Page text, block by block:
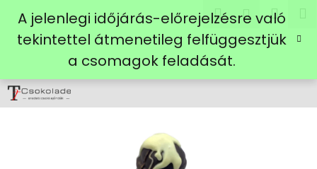
tartalomhoz
A jelenlegi időjárás-előrejelzésre való
tekintettel átmenetileg felfüggesztjük
a csomagok feladását.
Keresés
r
Vissza
Vissza
M
i
t